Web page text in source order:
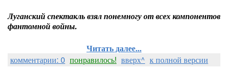
Луганский спектакль взял понемногу от всех компонентов
фантомной войны.
Читать далее...
комментарии: 0 понравилось! вверх^ к полной версии